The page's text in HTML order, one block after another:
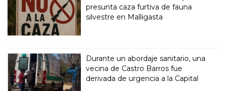
presunta caza furtiva de fauna
silvestre en Malligasta
Durante un abordaje sanitario, una
vecina de Castro Barros fue
derivada de urgencia a la Capital